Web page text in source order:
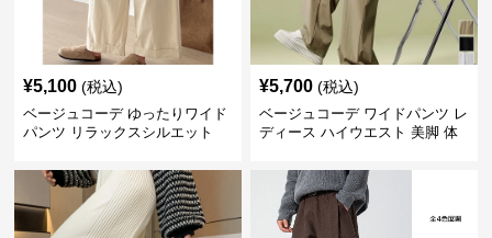
¥5,100 (税込)
ベージュコーデ ゆったりワイド
パンツ リラックスシルエット
¥5,700 (税込)
ベージュコーデ ワイドパンツ レ
ディース ハイウエスト 美脚 体